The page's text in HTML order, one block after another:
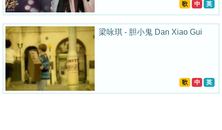
歌 中 英
梁咏琪 - 胆小鬼 Dan Xiao Gui
歌 中 英